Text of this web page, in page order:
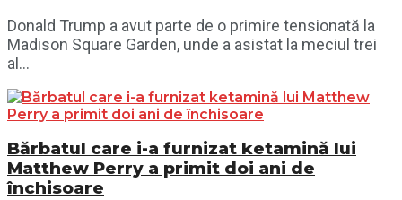
Donald Trump a avut parte de o primire tensionată la
Madison Square Garden, unde a asistat la meciul trei
al...
Bărbatul care i-a furnizat ketamină lui
Matthew Perry a primit doi ani de
închisoare